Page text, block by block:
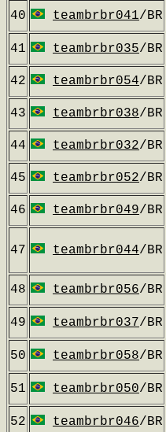
40 teambrbr041/BR
41
teambrbr035/BR
42
teambrbr054/BR
43 teambrbr038/BR
44 teambrbr032/BR
45 teambrbr052/BR
46 teambrbr049/BR
47 teambrbr044/BR
48
teambrbr056/BR
49 teambrbr037/BR
50
teambrbr058/BR
51
teambrbr050/BR
52
teambrbr046/BR